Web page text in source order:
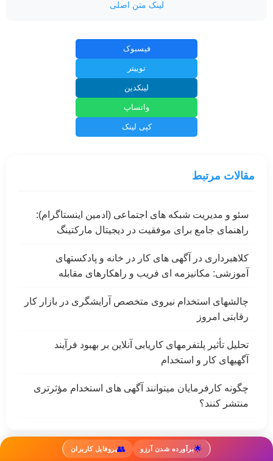
🌟برآورده شدن آرزو 👥پروفایل کاربران
لینک متن اصلی
فیسبوک
توییتر
لینکدین
واتساپ
کپی لینک
مقالات مرتبط
سئو و مدیریت شبکه های اجتماعی (ادمین اینستاگرام):
راهنمای جامع برای موفقیت در دیجیتال مارکتینگ
کلاهبرداری در آگهی های کار در خانه و پادکستهای
آموزشی: مکانیزمه ای فریب و راهکارهای مقابله
چالشهای استخدام نیروی متخصص آرایشگری در بازار کار
رقابتی امروز
تحلیل تأثیر پلتفرمهای کاریابی آنلاین بر بهبود فرآیند
آگهیهای کار و استخدام
چگونه کارفرمایان میتوانند آگهی های استخدام مؤثرتری
منتشر کنند؟